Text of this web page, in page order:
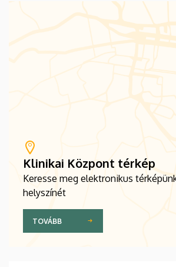
Klinikai Központ térkép
Keresse meg elektronikus
helyszínét
TOVÁBB